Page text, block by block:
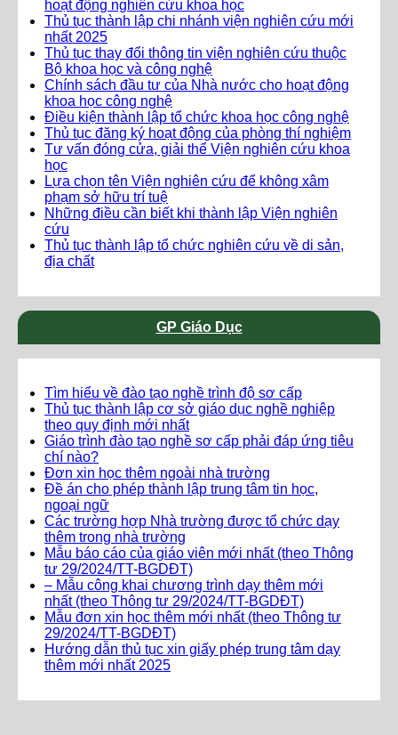
hoạt động nghiên cứu khoa học
Thủ tục thành lập chi nhánh viện nghiên cứu mới
nhất 2025
Thủ tục thay đổi thông tin viện nghiên cứu thuộc
Bộ khoa học và công nghệ
Chính sách đầu tư của Nhà nước cho hoạt động
khoa học công nghệ
Điều kiện thành lập tổ chức khoa học công nghệ
Thủ tục đăng ký hoạt động của phòng thí nghiệm
Tư vấn đóng cửa, giải thể Viện nghiên cứu khoa
học
Lựa chọn tên Viện nghiên cứu để không xâm
phạm sở hữu trí tuệ
Những điều cần biết khi thành lập Viện nghiên
cứu
Thủ tục thành lập tổ chức nghiên cứu về di sản,
địa chất
GP Giáo Dục
Tìm hiểu về đào tạo nghề trình độ sơ cấp
Thủ tục thành lập cơ sở giáo dục nghề nghiệp
theo quy định mới nhất
Giáo trình đào tạo nghề sơ cấp phải đáp ứng tiêu
chí nào?
Đơn xin học thêm ngoài nhà trường
Đề án cho phép thành lập trung tâm tin học,
ngoại ngữ
Các trường hợp Nhà trường được tổ chức dạy
thêm trong nhà trường
Mẫu báo cáo của giáo viên mới nhất (theo Thông
tư 29/2024/TT-BGDĐT)
– Mẫu công khai chương trình dạy thêm mới
nhất (theo Thông tư 29/2024/TT-BGDĐT)
Mẫu đơn xin học thêm mới nhất (theo Thông tư
29/2024/TT-BGDĐT)
Hướng dẫn thủ tục xin giấy phép trung tâm dạy
thêm mới nhất 2025